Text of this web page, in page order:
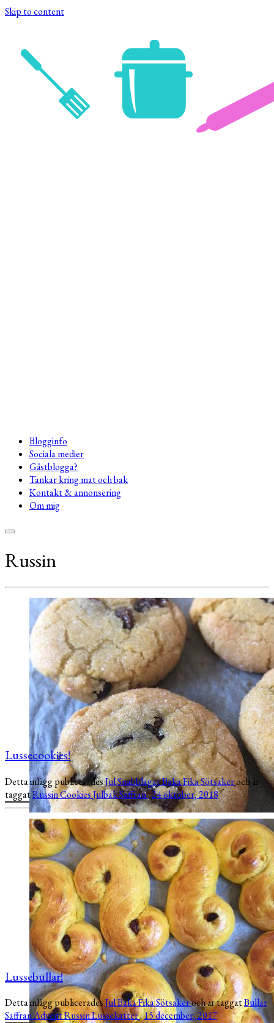
Skip to content
Blogginfo
Sociala medier
Gästblogga?
Tankar kring mat och bak
Kontakt & annonsering
Om mig
Russin
1
Lussecookies!
Detta inlägg publiceradesJulSnabblagatBakaFikaSötsakeroch är
taggatRussinCookiesJulbakSaffran.24 oktober, 2018
Lussebullar!
Detta inlägg publiceradesJulBakaFikaSötsakeroch är taggatBullar
SaffranAdventRussinLussekatter.15 december, 2017